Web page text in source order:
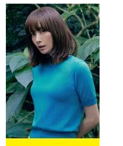
хангахыг баталгаажууллаа
2026 оны 7 сар 21 / 11 цаг 42 минут
Б.Пүрэвдагва:
коллекторыг
оруулж байж
хорооллыг
2026 оны 7 сар 21 / 10 цаг 15 минут
НИЙСЛЭЛ,
ХҮНД
ИРГЭД, АЖ
АЧААГ ХЭРХЭН ХӨНГӨЛСНӨӨР